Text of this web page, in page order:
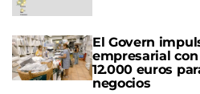
El Govern
empresarial
12.000 euros
negocios